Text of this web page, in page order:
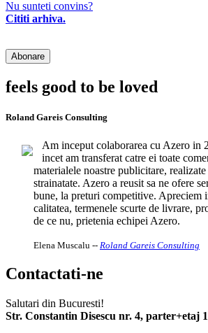
Nu sunteti convins?
Cititi arhiva.
feels good to be loved
Roland Gareis Consulting
Am inceput colaborarea cu Azero in
incet am transferat catre ei toate
materialele noastre publicitare,
strainatate. Azero a reusit sa ne ofere
bune, la preturi competitive. Apreciem
calitatea, termenele scurte de livrare,
de ce nu, prietenia echipei Azero.
Elena Muscalu -- Roland Gareis Consulting
Contactati-ne
Salutari din Bucuresti!
Str. Constantin Disescu nr. 4, parter+etaj